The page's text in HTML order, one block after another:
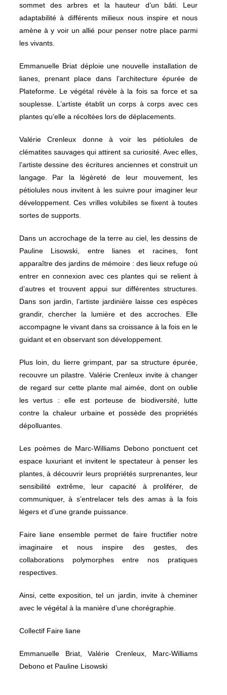
sommet des arbres et la hauteur d’un bâti. Leur
adaptabilité à différents milieux nous inspire et nous
amène à y voir un allié pour penser notre place parmi
les vivants.
Emmanuelle Briat déploie une nouvelle installation de
lianes, prenant place dans l’architecture épurée de
Plateforme. Le végétal révèle à la fois sa force et sa
souplesse. L’artiste établit un corps à corps avec ces
plantes qu’elle a récoltées lors de déplacements.
Valérie Crenleux donne à voir les pétiolules de
clématites sauvages qui attirent sa curiosité. Avec elles,
l’artiste dessine des écritures anciennes et construit un
langage. Par la légèreté de leur mouvement, les
pétiolules nous invitent à les suivre pour imaginer leur
développement. Ces vrilles volubiles se fixent à toutes
sortes de supports.
Dans un accrochage de la terre au ciel, les dessins de
Pauline Lisowski, entre lianes et racines, font
apparaître des jardins de mémoire : des lieux refuge où
entrer en connexion avec ces plantes qui se relient à
d’autres et trouvent appui sur différentes structures.
Dans son jardin, l’artiste jardinière laisse ces espèces
grandir, chercher la lumière et des accroches. Elle
accompagne le vivant dans sa croissance à la fois en le
guidant et en observant son développement.
Plus loin, du lierre grimpant, par sa structure épurée,
recouvre un pilastre. Valérie Crenleux invite à changer
de regard sur cette plante mal aimée, dont on oublie
les vertus : elle est porteuse de biodiversité, lutte
contre la chaleur urbaine et possède des propriétés
dépolluantes.
Les poèmes de Marc-Williams Debono ponctuent cet
espace luxuriant et invitent le spectateur à penser les
plantes, à découvrir leurs propriétés surprenantes, leur
sensibilité extrême, leur capacité à proliférer, de
communiquer, à s’entrelacer tels des amas à la fois
légers et d’une grande puissance.
Faire liane ensemble permet de faire fructifier notre
imaginaire et nous inspire des gestes, des
collaborations polymorphes entre nos pratiques
respectives.
Ainsi, cette exposition, tel un jardin, invite à cheminer
avec le végétal à la manière d’une chorégraphie.
Collectif Faire liane
Emmanuelle Briat, Valérie Crenleux, Marc-Williams
Debono et Pauline Lisowski